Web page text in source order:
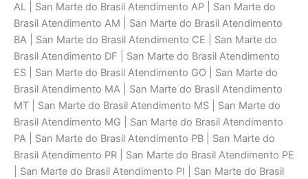
AL | San Marte do Brasil Atendimento AP | San Marte do
Brasil Atendimento AM | San Marte do Brasil Atendimento
BA | San Marte do Brasil Atendimento CE | San Marte do
Brasil Atendimento DF | San Marte do Brasil Atendimento
ES | San Marte do Brasil Atendimento GO | San Marte do
Brasil Atendimento MA | San Marte do Brasil Atendimento
MT | San Marte do Brasil Atendimento MS | San Marte do
Brasil Atendimento MG | San Marte do Brasil Atendimento
PA | San Marte do Brasil Atendimento PB | San Marte do
Brasil Atendimento PR | San Marte do Brasil Atendimento PE
| San Marte do Brasil Atendimento PI | San Marte do Brasil